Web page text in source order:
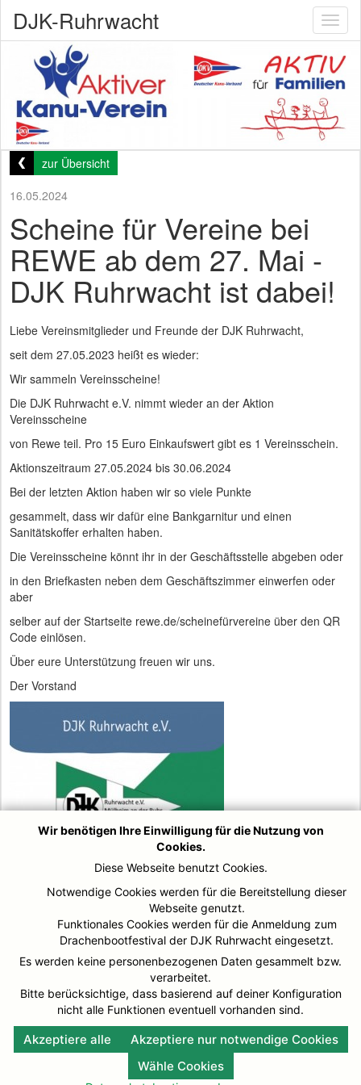
DJK-Ruhrwacht
zur Übersicht
16.05.2024
Scheine für Vereine bei
REWE ab dem 27. Mai -
DJK Ruhrwacht ist dabei!
Liebe Vereinsmitglieder und Freunde der DJK Ruhrwacht,
seit dem 27.05.2023 heißt es wieder:
Wir sammeln Vereinsscheine!
Die DJK Ruhrwacht e.V. nimmt wieder an der Aktion
Vereinsscheine
von Rewe teil. Pro 15 Euro Einkaufswert gibt es 1 Vereinsschein.
Aktionszeitraum 27.05.2024 bis 30.06.2024
Bei der letzten Aktion haben wir so viele Punkte
gesammelt, dass wir dafür eine Bankgarnitur und einen
Sanitätskoffer erhalten haben.
Die Vereinsscheine könnt ihr in der Geschäftsstelle abgeben oder
in den Briefkasten neben dem Geschäftszimmer einwerfen oder
aber
selber auf der Startseite rewe.de/scheinefürvereine über den QR
Code einlösen.
Über eure Unterstützung freuen wir uns.
Der Vorstand
Wir benötigen Ihre Einwilligung für die Nutzung von
Cookies.
Diese Webseite benutzt Cookies.
Notwendige Cookies werden für die Bereitstellung dieser
Webseite genutzt.
Funktionales Cookies werden für die Anmeldung zum
Drachenbootfestival der DJK Ruhrwacht eingesetzt.
Es werden keine personenbezogenen Daten gesammelt bzw.
verarbeitet.
Bitte berücksichtige, dass basierend auf deiner Konfiguration
nicht alle Funktionen eventuell vorhanden sind.
Akzeptiere alle
Akzeptiere nur notwendige Cookies
Wähle Cookies